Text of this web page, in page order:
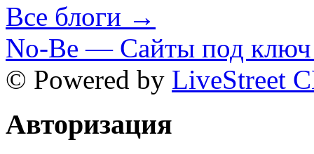
Все блоги →
No-Be — Сайты под ключ
© Powered by LiveStreet
Авторизация